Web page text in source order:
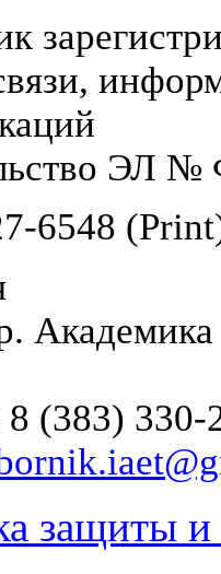
ЭЛ №
6548
8 (383) 330-
защиты